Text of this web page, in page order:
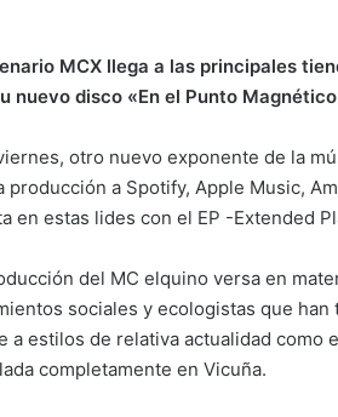
MCX llega a las principales
nuevo disco «En el Punto
otro nuevo exponente de la
producción a Spotify, Apple Music,
en estas lides con el EP -Extended
del MC elquino versa en
sociales y ecologistas que
a estilos de relativa actualidad
completamente en Vicuña.